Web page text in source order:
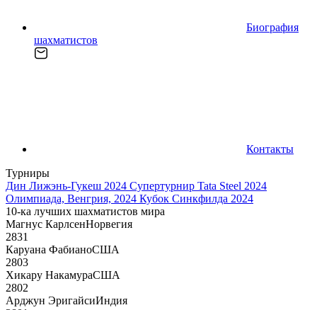
Биография
шахматистов
Контакты
Турниры
Дин Лижэнь-Гукеш 2024 Супертурнир Tata Steel 2024
Олимпиада, Венгрия, 2024 Кубок Синкфилда 2024
10-ка лучших шахматистов мира
Магнус КарлсенНорвегия
2831
Каруана ФабианоСША
2803
Хикару НакамураСША
2802
Арджун ЭригайсиИндия